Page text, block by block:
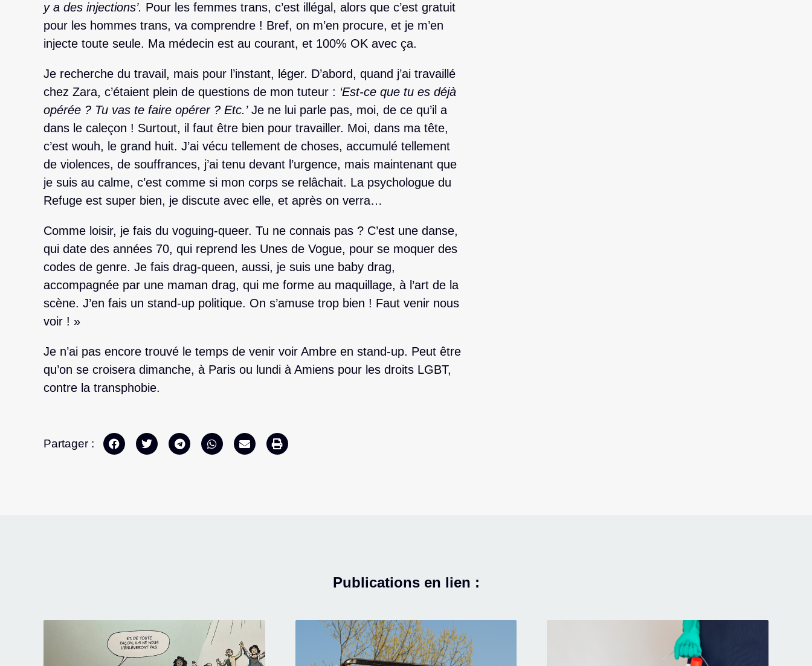
y a des injections’. Pour les femmes trans, c’est illégal, alors que c’est gratuit
pour les hommes trans, va comprendre ! Bref, on m’en procure, et je m’en
injecte toute seule. Ma médecin est au courant, et 100% OK avec ça.
Je recherche du travail, mais pour l’instant, léger. D’abord, quand j’ai travaillé
chez Zara, c’étaient plein de questions de mon tuteur : ‘Est-ce que tu es déjà
opérée ? Tu vas te faire opérer ? Etc.’Je ne lui parle pas, moi, de ce qu’il a
dans le caleçon ! Surtout, il faut être bien pour travailler. Moi, dans ma tête,
c’est wouh, le grand huit. J’ai vécu tellement de choses, accumulé tellement
de violences, de souffrances, j’ai tenu devant l’urgence, mais maintenant que
je suis au calme, c’est comme si mon corps se relâchait. La psychologue du
Refuge est super bien, je discute avec elle, et après on verra…
Comme loisir, je fais du voguing-queer. Tu ne connais pas ? C’est une danse,
qui date des années 70, qui reprend les Unes de Vogue, pour se moquer des
codes de genre. Je fais drag-queen, aussi, je suis une baby drag,
accompagnée par une maman drag, qui me forme au maquillage, à l’art de la
scène. J’en fais un stand-up politique. On s’amuse trop bien ! Faut venir nous
voir ! »
Je n’ai pas encore trouvé le temps de venir voir Ambre en stand-up. Peut être
qu’on se croisera dimanche, à Paris ou lundi à Amiens pour les droits LGBT,
contre la transphobie.
Partager :
Publications en lien :